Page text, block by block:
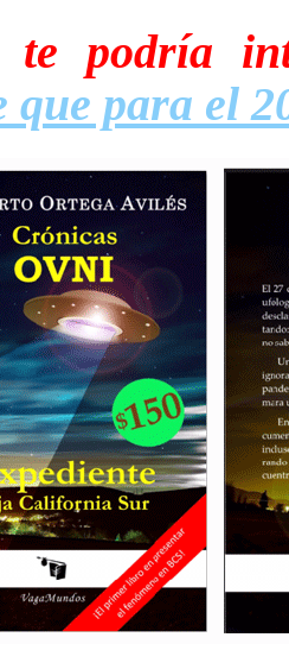
te podría
que para el